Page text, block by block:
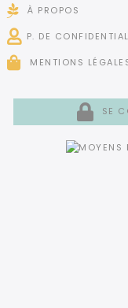
À PROPOS
P. DE
MENTIONS
SE